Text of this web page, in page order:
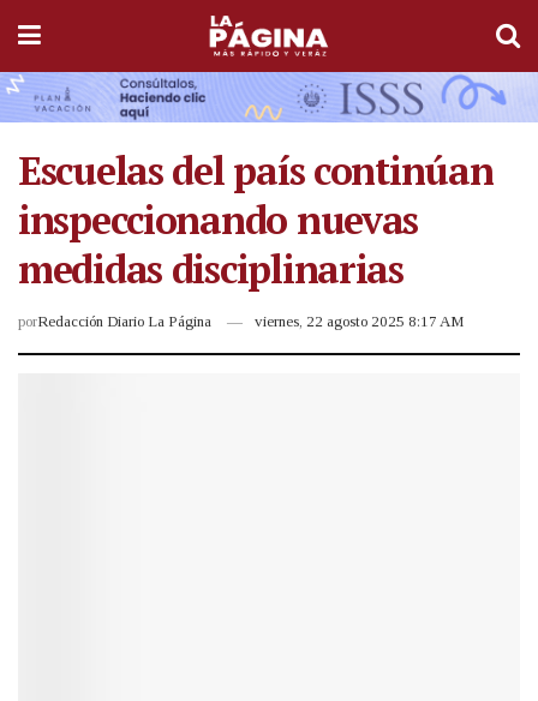
Escuelas del país continúan
inspeccionando nuevas
medidas disciplinarias
porRedacción Diario La Página viernes, 22 agosto 2025 8:17 AM